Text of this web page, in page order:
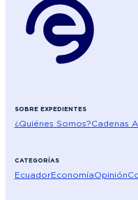
SOBRE EXPEDIENTES
¿Quiénes Somos?Cadenas
CATEGORÍAS
EcuadorEconomíaOpinión